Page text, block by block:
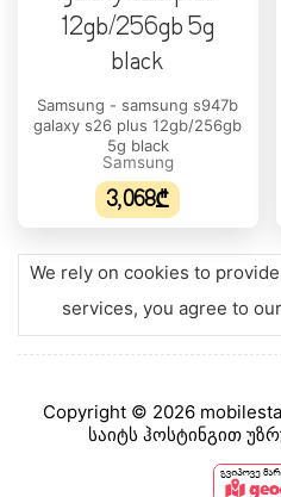
პროცესორი
პროცესორის მწარმოებელი
პროცესორის/ჩიპსეტის ტიპი
პროცესორის მოდელი 1680
ბირთვების რაოდენობა 8
მეხსიერება
შიდა მეხსიერება 128 GB
მეხსიერების ბარათის
ძირითადი კამერის
ვიდეო გარჩევადობა
Samsung - samsung s947b
galaxy s26 plus 12gb/256gb
5g black
Samsung
3,068₾
We rely on cookies to
services, you agree to
Copyright © 2026
საიტს ჰოსტინგით